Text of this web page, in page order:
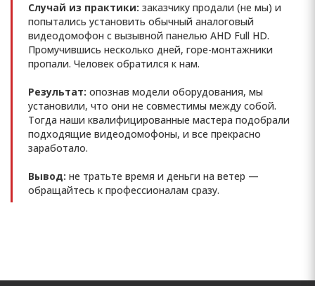
Случай из практики: заказчику продали (не мы) и
попытались установить обычный аналоговый
видеодомофон с вызывной панелью AHD Full HD.
Промучившись несколько дней, горе-монтажники
пропали. Человек обратился к нам.
Результат: опознав модели оборудования, мы
установили, что они не совместимы между собой.
Тогда наши квалифицированные мастера подобрали
подходящие видеодомофоны, и все прекрасно
заработало.
Вывод: не тратьте время и деньги на ветер —
обращайтесь к профессионалам сразу.